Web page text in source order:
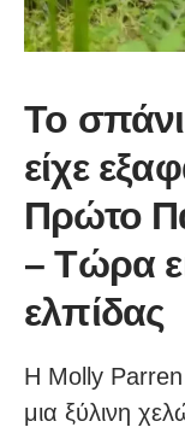
Το
είχε
Πρώτο
– Τώρα
ελπίδας
Η Molly Parren
μια ξύλινη